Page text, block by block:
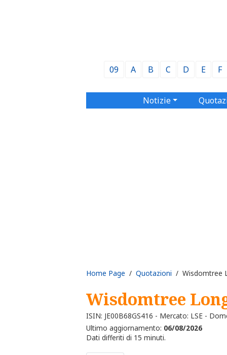
09 A B C D E F
Notizie
Home Page / Quotazioni / Wisdomtree
Wisdomtree
ISIN: JE00B68GS416 - Mercato: LSE -
Ultimo aggiornamento: 06/08/2026
Dati differiti di 15 minuti.